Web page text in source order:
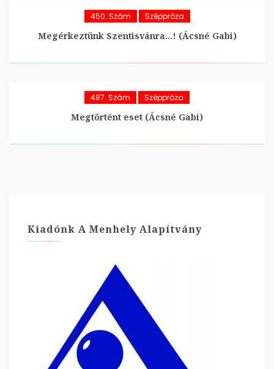
450. Szám Széppróza
Megérkeztünk Szentisvánra…! (Ácsné Gabi)
487. Szám Széppróza
Megtörtént eset (Ácsné Gabi)
Kiadónk A Menhely Alapítvány